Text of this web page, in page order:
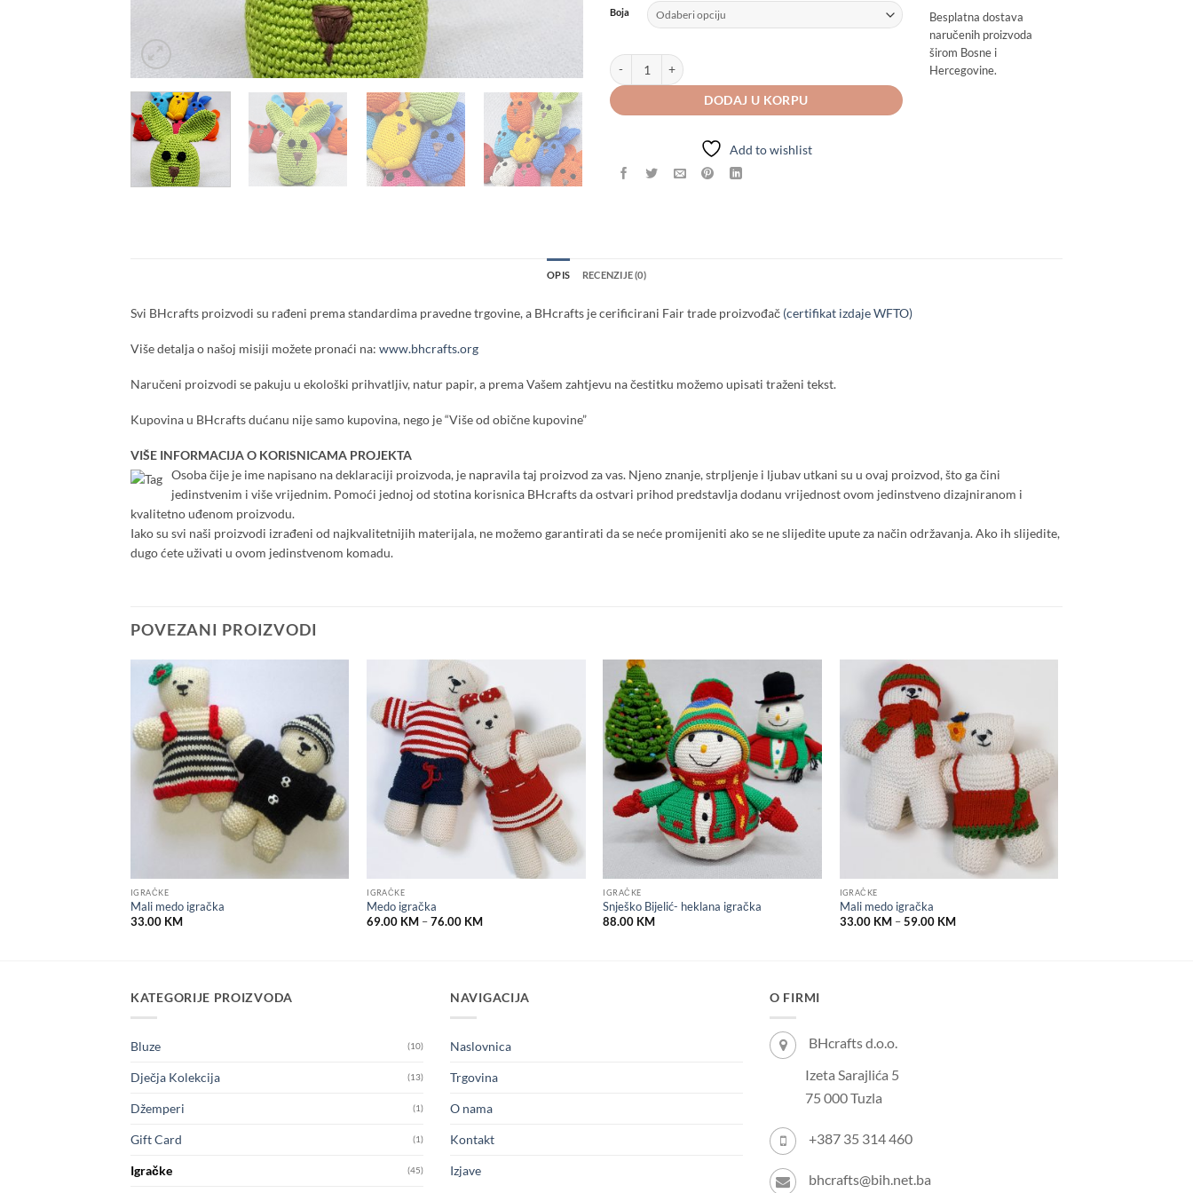
Boja
Heklani mali Zeko količina
DODAJ U KORPU
Add to wishlist
Besplatna dostava
naručenih proizvoda
širom Bosne i
Hercegovine.
OPIS RECENZIJE (0)
Svi BHcrafts proizvodi su rađeni prema standardima pravedne trgovine, a BHcrafts je cerificirani Fair trade proizvođač (certifikat izdaje WFTO)
Više detalja o našoj misiji možete pronaći na: www.bhcrafts.org
Naručeni proizvodi se pakuju u ekološki prihvatljiv, natur papir, a prema Vašem zahtjevu na čestitku možemo upisati traženi tekst.
Kupovina u BHcrafts dućanu nije samo kupovina, nego je “Više od obične kupovine”
VIŠE INFORMACIJA O KORISNICAMA PROJEKTA
Osoba čije je ime napisano na deklaraciji proizvoda, je napravila taj proizvod za vas. Njeno znanje, strpljenje i ljubav utkani su u ovaj proizvod, što ga čini
jedinstvenim i više vrijednim. Pomoći jednoj od stotina korisnica BHcrafts da ostvari prihod predstavlja dodanu vrijednost ovom jedinstveno dizajniranom i
kvalitetno uđenom proizvodu.
Iako su svi naši proizvodi izrađeni od najkvalitetnijih materijala, ne možemo garantirati da se neće promijeniti ako se ne slijedite upute za način održavanja. Ako ih slijedite,
dugo ćete uživati u ovom jedinstvenom komadu.
POVEZANI PROIZVODI
wishlist
IGRAČKE
Mali medo igračka
33.00 KM
IGRAČKE
Medo igračka
69.00 KM – 76.00 KMPrice
Add to
wishlist
IGRAČKE
Snješko Bijelić- heklana igračka
88.00 KM
IGRAČKE
Mali medo igračka
33.00 KM – 59.00 KMPrice
KATEGORIJE PROIZVODA
Bluze (10)
Dječja Kolekcija (13)
Džemperi (1)
Gift Card (1)
Igračke (45)
NAVIGACIJA
Naslovnica
Trgovina
O nama
Kontakt
Izjave
O FIRMI
BHcrafts d.o.o.
Izeta Sarajlića 5
75 000 Tuzla
+387 35 314 460
bhcrafts@bih.net.ba